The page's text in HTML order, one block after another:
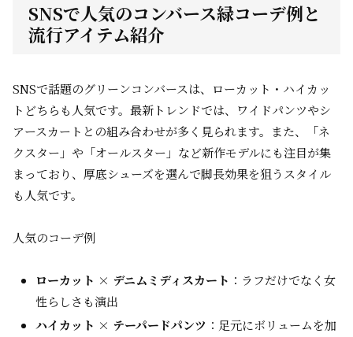
SNSで人気のコンバース緑コーデ例と
流行アイテム紹介
SNSで話題のグリーンコンバースは、ローカット・ハイカッ
トどちらも人気です。最新トレンドでは、ワイドパンツやシ
アースカートとの組み合わせが多く見られます。また、「ネ
クスター」や「オールスター」など新作モデルにも注目が集
まっており、厚底シューズを選んで脚長効果を狙うスタイル
も人気です。
人気のコーデ例
ローカット × デニムミディスカート ：ラフだけでなく女
性らしさも演出
ハイカット × テーパードパンツ ：足元にボリュームを加